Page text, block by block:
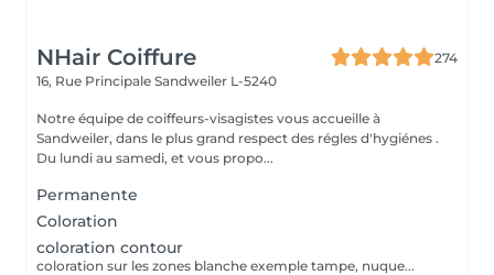
NHair Coiffure
274
16, Rue Principale Sandweiler L-5240
Notre équipe de coiffeurs-visagistes vous accueille à
Sandweiler, dans le plus grand respect des régles d'hygiénes .
Du lundi au samedi, et vous propo...
Permanente
Coloration
coloration contour
coloration sur les zones blanche exemple tampe, nuque...